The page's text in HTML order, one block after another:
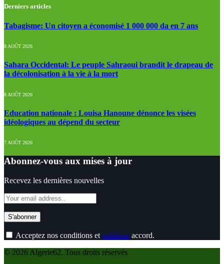
Derniers articles
Tabagisme: Un citoyen a économisé 1 000 000 da en 7 ans
8 AOÛT 2026
Sahara Occidental: Le peuple Sahraoui brandit le drapeau de
la décolonisation à la vie à la mort
8 AOÛT 2026
Education nationale : Louisa Hanoune dénonce les visées
idéologiques au dépend du secteur
7 AOÛT 2026
Abonnez-vous aux mises à jour
Recevez les dernières nouvelles
Acceptez nos conditions et politique accord.
© 2026 Algerie62. Tous droits réservés